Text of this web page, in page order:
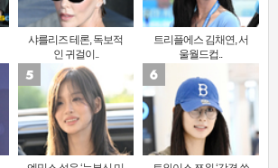
샤를리즈 테론, 독보적
인 귀걸이..
트리플에스 김채연, 서
울월드컵..